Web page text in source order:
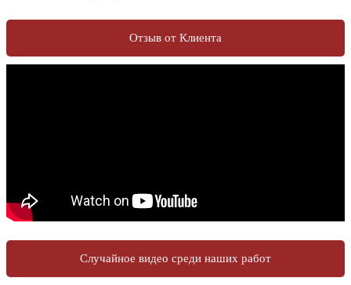
Отзыв от Клиента
Случайное видео среди наших работ